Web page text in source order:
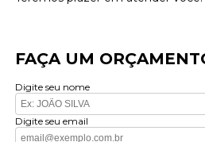
FAÇA UM
Digite seu nome
Digite seu email